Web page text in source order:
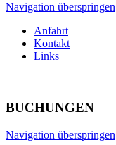
Navigation überspringen
Anfahrt
Kontakt
Links
BUCHUNGEN
Navigation überspringen